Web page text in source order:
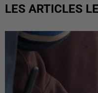
LES ARTICLES